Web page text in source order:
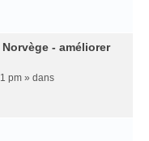
- améliorer
pm » dans